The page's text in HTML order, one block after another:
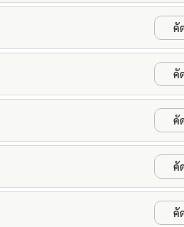
คั
คั
คั
คั
คั